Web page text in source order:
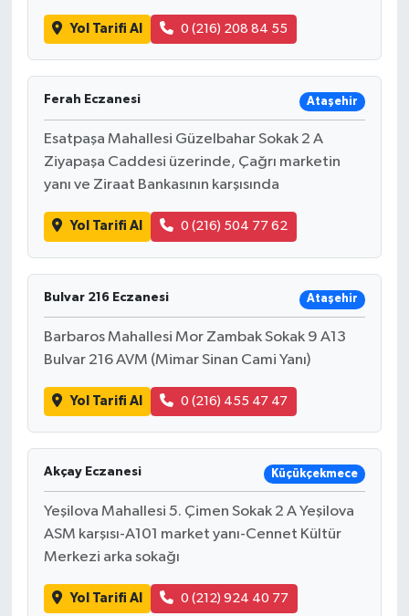
Yol Tarifi Al 0 (216) 208 84 55
Ferah Eczanesi Ataşehir
Esatpaşa Mahallesi Güzelbahar Sokak 2 A
Ziyapaşa Caddesi üzerinde, Çağrı marketin
yanı ve Ziraat Bankasının karşısında
Yol Tarifi Al 0 (216) 504 77 62
Bulvar 216 Eczanesi Ataşehir
Barbaros Mahallesi Mor Zambak Sokak 9 A13
Bulvar 216 AVM (Mimar Sinan Cami Yanı)
Yol Tarifi Al 0 (216) 455 47 47
Akçay Eczanesi Küçükçekmece
Yeşilova Mahallesi 5. Çimen Sokak 2 A Yeşilova
ASM karşısı-A101 market yanı-Cennet Kültür
Merkezi arka sokağı
Yol Tarifi Al 0 (212) 924 40 77